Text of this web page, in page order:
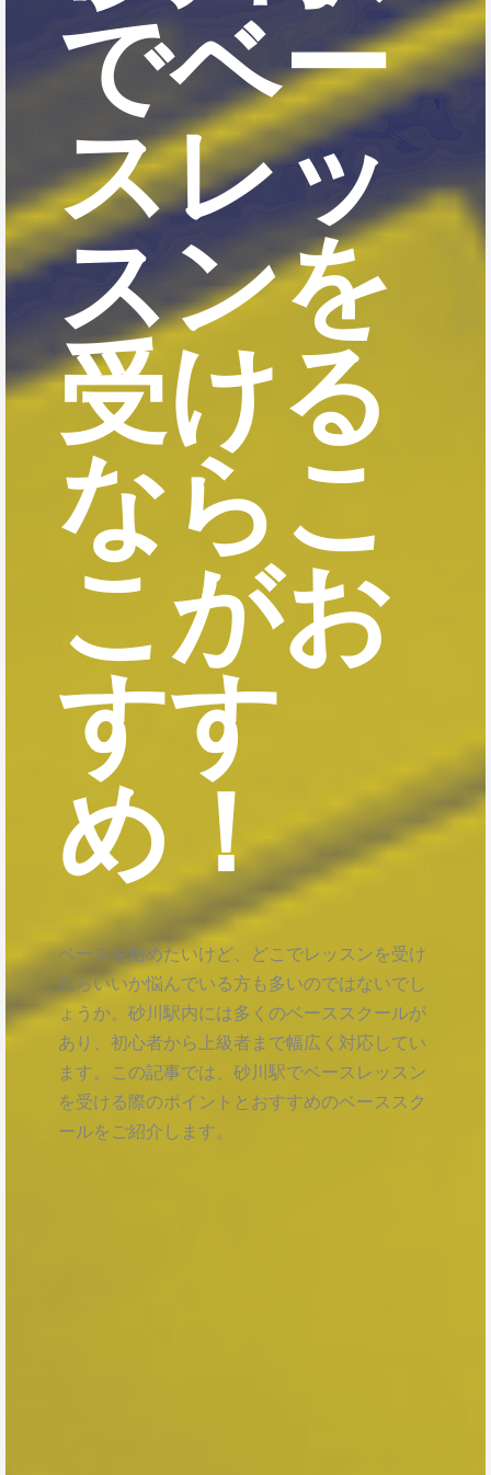
でベー
スレッ
スンを
受ける
ならこ
こがお
すす
め！
ベースを始めたいけど、どこでレッスンを受け
たらいいか悩んでいる方も多いのではないでし
ょうか。砂川駅内には多くのベーススクールが
あり、初心者から上級者まで幅広く対応してい
ます。この記事では、砂川駅でベースレッスン
を受ける際のポイントとおすすめのベーススク
ールをご紹介します。